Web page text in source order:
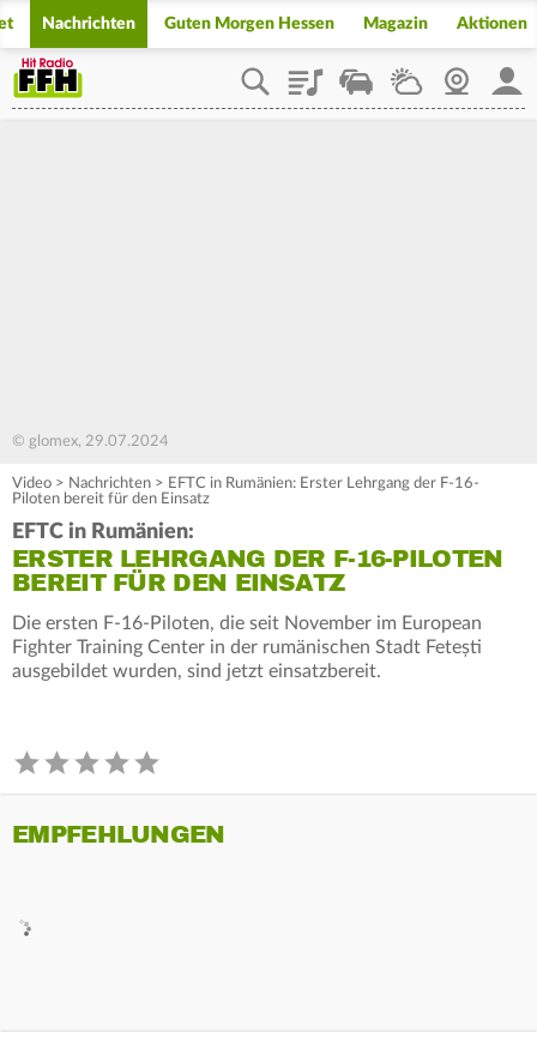
Nachrichten Guten Morgen Hessen Magazin Aktionen
PlaylistStaupilotWetterWebcam
© glomex, 29.07.2024
Video > Nachrichten > EFTC in Rumänien: Erster Lehrgang der F-16-
Piloten bereit für den Einsatz
EFTC in Rumänien:
ERSTER LEHRGANG DER F-16-PILOTEN
BEREIT FÜR DEN EINSATZ
Die ersten F-16-Piloten, die seit November im European
Fighter Training Center in der rumänischen Stadt Fetești
ausgebildet wurden, sind jetzt einsatzbereit.
EMPFEHLUNGEN